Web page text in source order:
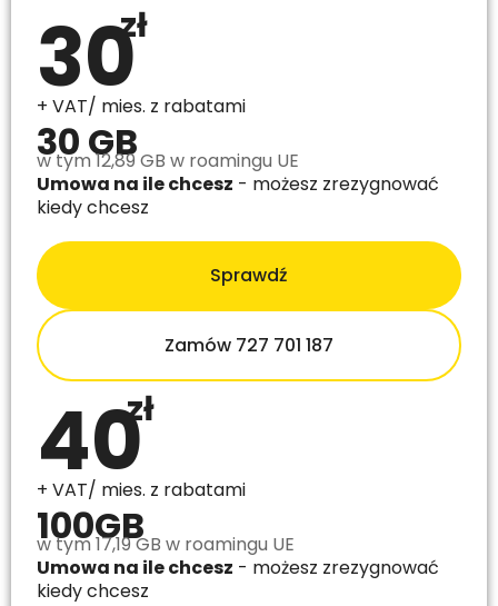
30zł
+ VAT/ mies. z rabatami
30 GB
w tym 12,89 GB w roamingu UE
Umowa na ile chcesz - możesz zrezygnować
kiedy chcesz
Sprawdź
Zamów 727 701 187
40zł
+ VAT/ mies. z rabatami
100GB
w tym 17,19 GB w roamingu UE
Umowa na ile chcesz - możesz zrezygnować
kiedy chcesz